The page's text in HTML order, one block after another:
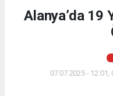
Alanya’da 19
07.07.2025 -